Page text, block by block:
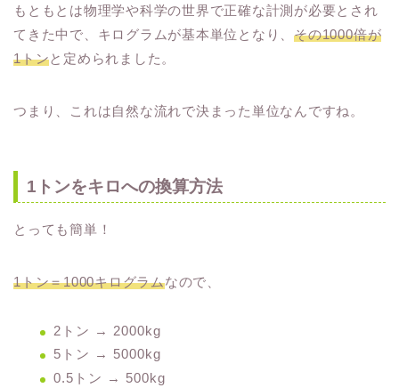
もともとは物理学や科学の世界で正確な計測が必要とされ
てきた中で、キログラムが基本単位となり、その1000倍が
1トンと定められました。
つまり、これは自然な流れで決まった単位なんですね。
1トンをキロへの換算方法
とっても簡単！
1トン＝1000キログラムなので、
2トン → 2000kg
5トン → 5000kg
0.5トン → 500kg